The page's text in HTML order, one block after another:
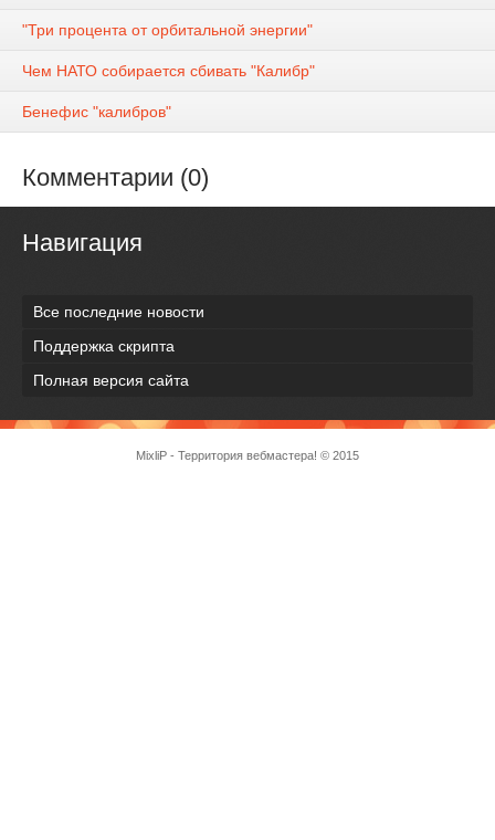
"Три процента от орбитальной энергии"
Чем НАТО собирается сбивать "Калибр"
Бенефис "калибров"
Комментарии (0)
Навигация
Все последние новости
Поддержка скрипта
Полная версия сайта
MixliP - Территория вебмастера! © 2015